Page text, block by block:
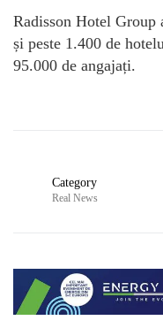
Radisson Hotel
și peste 1.400 de
95.000 de angajați.
Category
Real News